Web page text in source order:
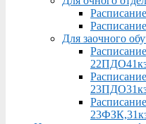
Для заочного